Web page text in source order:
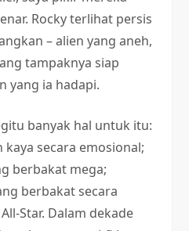
Rocky terlihat persis
– alien yang aneh,
tampaknya siap
yang ia hadapi.
banyak hal untuk itu:
secara emosional;
berbakat mega;
berbakat secara
Star. Dalam dekade